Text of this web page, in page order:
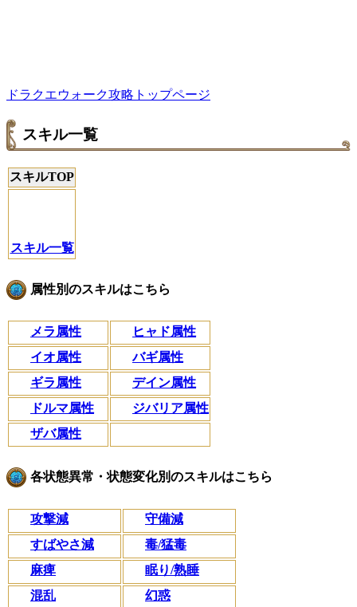
ドラクエウォーク攻略トップページ
スキル一覧
スキルTOP
スキル一覧
属性別のスキルはこちら
メラ属性
ヒャド属性
イオ属性
バギ属性
ギラ属性
デイン属性
ドルマ属性
ジバリア属性
ザバ属性
各状態異常・状態変化別のスキルはこちら
攻撃減
守備減
すばやさ減
毒/猛毒
麻痺
眠り/熟睡
混乱
幻惑